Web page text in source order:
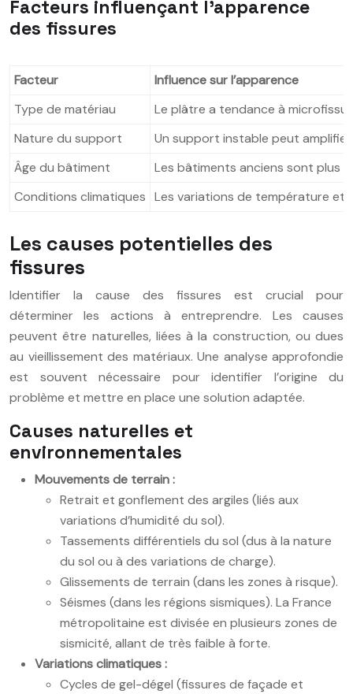
Facteurs influençant l’apparence
des fissures
Facteur
Influence sur l’apparence
Type de matériau
Le plâtre a tendance à
Nature du support
Un support instable peut amplifier
Âge du bâtiment
Les bâtiments anciens sont plus
Conditions climatiques Les variations de température et
Les causes potentielles des
fissures
Identifier la cause des fissures est crucial pour
déterminer les actions à entreprendre. Les causes
peuvent être naturelles, liées à la construction, ou dues
au vieillissement des matériaux. Une analyse approfondie
est souvent nécessaire pour identifier l’origine du
problème et mettre en place une solution adaptée.
Causes naturelles et
environnementales
Mouvements de terrain :
Retrait et gonflement des argiles (liés aux
variations d’humidité du sol).
Tassements différentiels du sol (dus à la nature
du sol ou à des variations de charge).
Glissements de terrain (dans les zones à risque).
Séismes (dans les régions sismiques). La France
métropolitaine est divisée en plusieurs zones de
sismicité, allant de très faible à forte.
Variations climatiques :
Cycles de gel-dégel (fissures de façade et